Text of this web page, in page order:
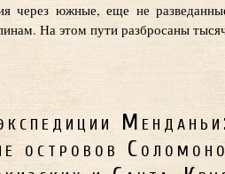
через южные, еще не
На этом пути разбросаны
островов